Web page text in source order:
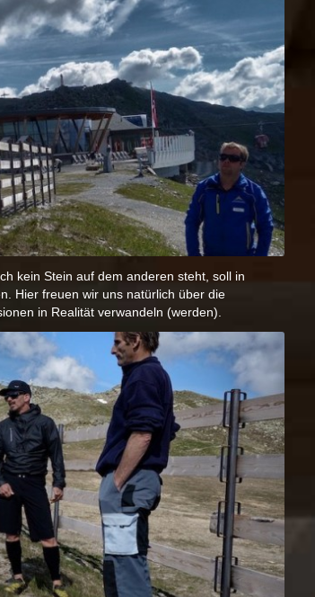
kein Stein auf dem anderen steht, soll in
Hier freuen wir uns natürlich über die
in Realität verwandeln (werden).